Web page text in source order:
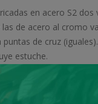
en acero S2
las de acero al cromo
puntas de cruz (iguales).
estuche.